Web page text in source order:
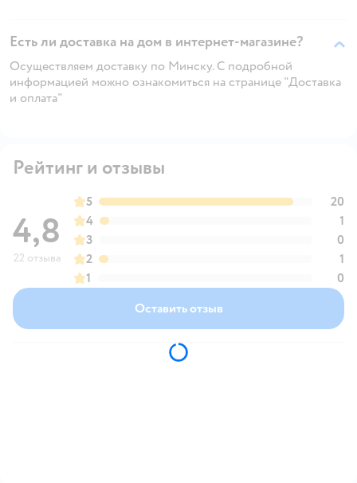
Есть ли доставка на дом в интернет-магазине?
Осуществляем доставку по Минску. С подробной
информацией можно ознакомиться на странице "Доставка
и оплата"
Рейтинг и отзывы
4,8
22 отзыва
5
20
4
1
3
0
2
1
1
0
Оставить отзыв